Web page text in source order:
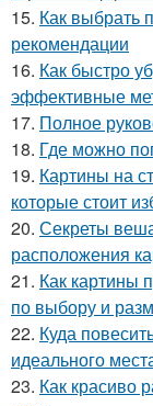
15. Как выбрать
рекомендации
16. Как быстро
эффективные
17. Полное
18. Где можно
19. Картины на
которые стоит
20. Секреты
расположения
21. Как картины
по выбору и
22. Куда
идеального
23. Как красиво